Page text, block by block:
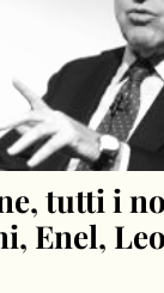
tutti i
Enel,